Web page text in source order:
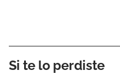
Si te lo perdiste